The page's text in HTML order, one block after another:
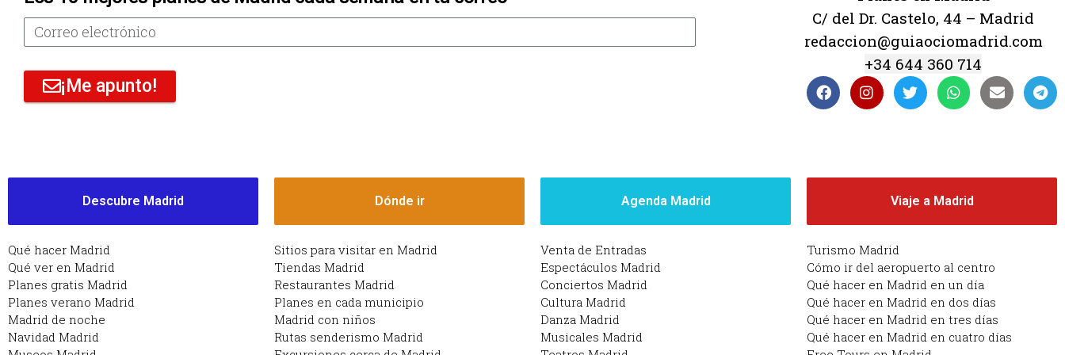
¡Me apunto!
C/ del Dr. Castelo, 44 – Madrid
redaccion@guiaociomadrid.com
+34 644 360 714
Descubre Madrid
Qué hacer Madrid
Qué ver en Madrid
Planes gratis Madrid
Planes verano Madrid
Madrid de noche
Navidad Madrid
Dónde ir
Sitios para visitar en Madrid
Tiendas Madrid
Restaurantes Madrid
Planes en cada municipio
Madrid con niños
Rutas senderismo Madrid
Agenda Madrid
Venta de Entradas
Espectáculos Madrid
Conciertos Madrid
Cultura Madrid
Danza Madrid
Musicales Madrid
Viaje a Madrid
Turismo Madrid
Cómo ir del aeropuerto al centro
Qué hacer en Madrid en un día
Qué hacer en Madrid en dos días
Qué hacer en Madrid en tres días
Qué hacer en Madrid en cuatro días